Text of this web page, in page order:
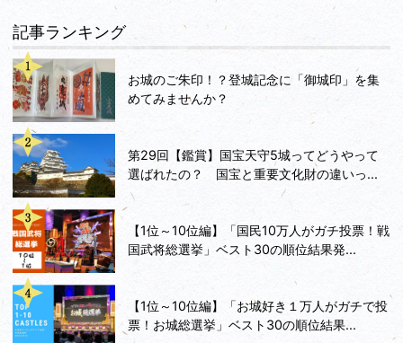
記事ランキング
お城のご朱印！？登城記念に「御城印」を集
めてみませんか？
第29回【鑑賞】国宝天守5城ってどうやって
選ばれたの？ 国宝と重要文化財の違いっ...
【1位～10位編】「国民10万人がガチ投票！戦
国武将総選挙」ベスト30の順位結果発...
【1位～10位編】「お城好き１万人がガチで投
票！お城総選挙」ベスト30の順位結果...